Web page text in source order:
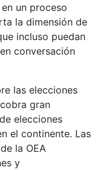
un proceso
la dimensión de
incluso puedan
conversación
las elecciones
gran
elecciones
el continente. Las
la OEA
y